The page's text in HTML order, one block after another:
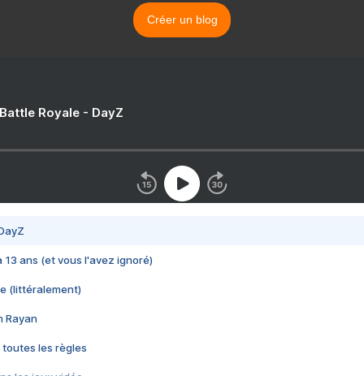
Créer un blog
Royale - DayZ
13 ans (et vous l'avez ignoré)
(littéralement)
Rayan
toutes les règles